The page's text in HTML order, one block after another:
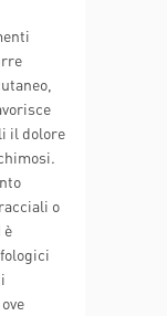
il dolore
o
è